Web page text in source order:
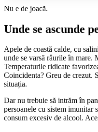
Nu e de joacă.
Unde se ascunde
Apele de coastă calde, cu
unde se varsă râurile în mare.
Temperaturile ridicate
Coincidenta? Greu de crezut.
situația.
Dar nu trebuie să intrăm în
persoanele cu sistem
consum excesiv de alcool.